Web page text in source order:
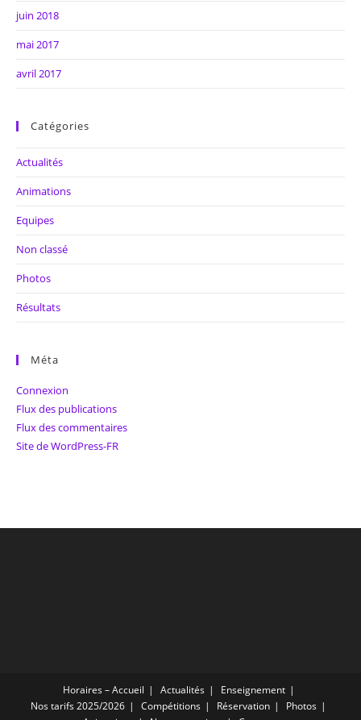
juin 2018
mai 2017
avril 2017
Catégories
Actualités
Animations
Equipes
Non classé
Photos
Résultats
Méta
Connexion
Flux des publications
Flux des commentaires
Site de WordPress-FR
Horaires – Accueil Actualités
Enseignement
Nos tarifs 2025/2026
Compétitions Réservation
Photos